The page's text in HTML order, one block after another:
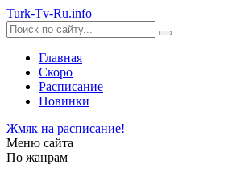
Turk-Tv-Ru.info
Главная
Скоро
Расписание
Новинки
Жмяк на расписание!
Меню сайта
По жанрам